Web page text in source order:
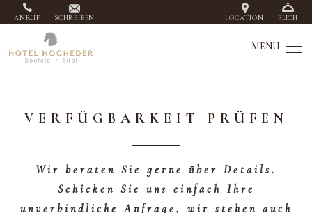
ANRUF SCHREIBEN LOCATION BUCH
VERFÜGBARKEIT PRÜFEN
Wir beraten Sie gerne über Details.
Schicken Sie uns einfach Ihre
unverbindliche Anfrage, wir stehen auch